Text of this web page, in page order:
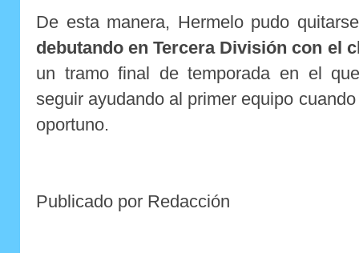
De esta manera, Hermelo pudo
debutando en Tercera División con el
un tramo final de temporada en el
seguir ayudando al primer equipo
oportuno.
Publicado por Redacción